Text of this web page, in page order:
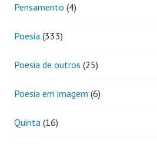
Pensamento (4)
Poesia (333)
Poesia de outros (25)
Poesia em imagem (6)
Quinta (16)